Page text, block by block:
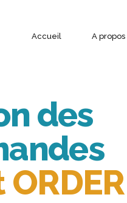
Accueil A propos
des